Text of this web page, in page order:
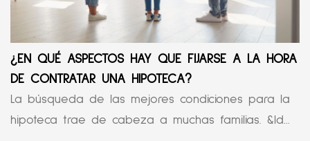
¿EN QUÉ ASPECTOS HAY QUE FIJARSE A LA HORA
DE CONTRATAR UNA HIPOTECA?
La búsqueda de las mejores condiciones para la
hipoteca trae de cabeza a muchas familias. &ld...